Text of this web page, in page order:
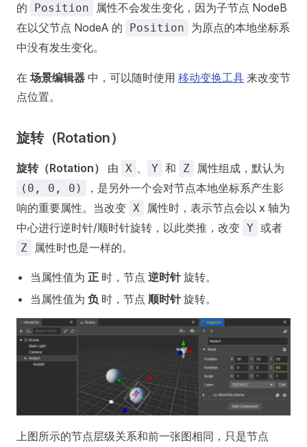
的
Position
属性不会发生变化，因为子节点 NodeB
在以父节点 NodeA 的
Position
为原点的本地坐标系
中没有发生变化。
在 场景编辑器 中，可以随时使用 移动变换工具 来改变节
点位置。
旋转（Rotation）
旋转（Rotation） 由 X 、 Y 和 Z 属性组成，默认为
(0, 0, 0)
，是另外一个会对节点本地坐标系产生影
响的重要属性。当改变 X
属性时，表示节点会以 x 轴为
中心进行逆时针/顺时针旋转，以此类推，改变 Y 或者
Z 属性时也是一样的。
当属性值为 正 时，节点 逆时针旋转。
当属性值为 负 时，节点 顺时针旋转。
上图所示的节点层级关系和前一张图相同，只是节点